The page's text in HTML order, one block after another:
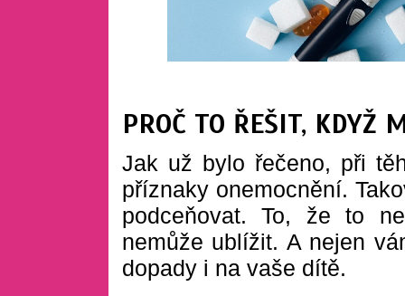
PROČ TO ŘEŠIT, KDYŽ
Jak už bylo řečeno, při
příznaky onemocnění.
podceňovat. To, že to
nemůže ublížit. A nejen
dopady i na vaše dítě.